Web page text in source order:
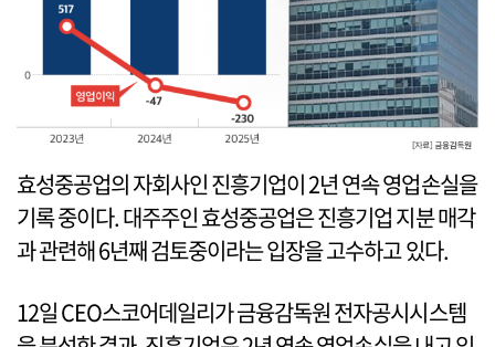
효성중공업의 자회사인 진흥기업이 2년 연속 영업손실을
기록 중이다. 대주주인 효성중공업은 진흥기업 지분 매각
과 관련해 6년째 검토중이라는 입장을 고수하고 있다.
12일 CEO스코어데일리가 금융감독원 전자공시시스템